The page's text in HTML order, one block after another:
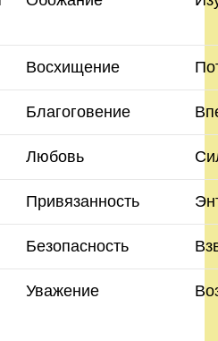
Восхищение
Благоговение
Любовь
Привязанность
Безопасность
Уважение